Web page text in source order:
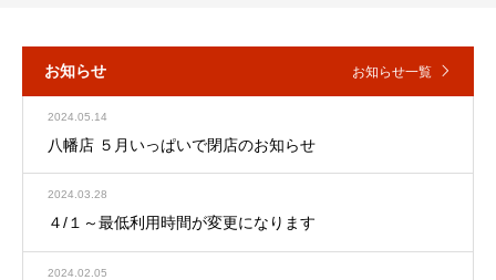
お知らせ お知らせ一覧
2024.05.14
八幡店 ５月いっぱいで閉店のお知らせ
2024.03.28
４/１～最低利用時間が変更になります
2024.02.05